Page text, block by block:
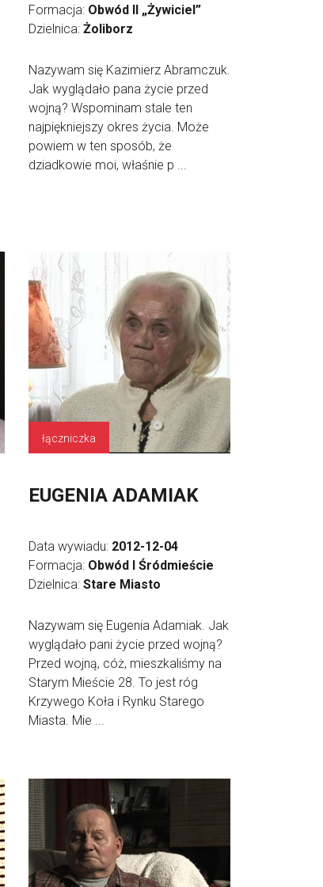
Formacja: Obwód II „Żywiciel”
Dzielnica: Żoliborz
Nazywam się Kazimierz Abramczuk.
Jak wyglądało pana życie przed
wojną? Wspominam stale ten
najpiękniejszy okres życia. Może
powiem w ten sposób, że
dziadkowie moi, właśnie p ...
łączniczka
EUGENIA ADAMIAK
Data wywiadu: 2012-12-04
Formacja: Obwód I Śródmieście
Dzielnica: Stare Miasto
Nazywam się Eugenia Adamiak. Jak
wyglądało pani życie przed wojną?
Przed wojną, cóż, mieszkaliśmy na
Starym Mieście 28. To jest róg
Krzywego Koła i Rynku Starego
Miasta. Mie ...